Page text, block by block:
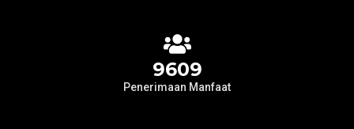
9609
Penerimaan Manfaat